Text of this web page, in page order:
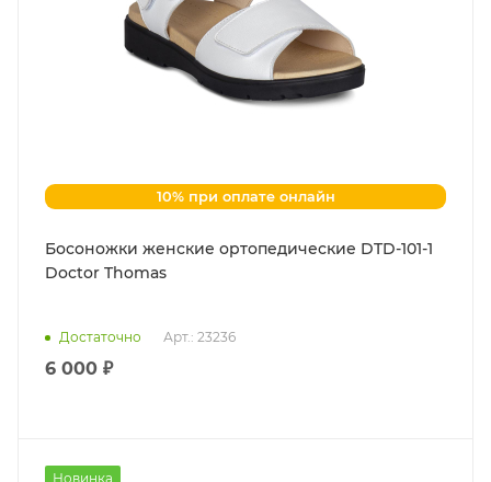
10% при оплате онлайн
Босоножки женские ортопедические DTD-101-1
Doctor Thomas
Достаточно Арт.: 23236
6 000 ₽
Новинка